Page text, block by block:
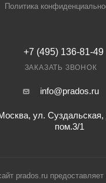
Политика
+7 (495) 136-81-49
ЗАКАЗАТЬ ЗВОНОК
info@prados.ru
ул. Суздальская,
пом.3/1
prados.ru